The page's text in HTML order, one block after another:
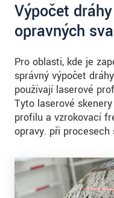
Výpočet
opravných
Pro oblasti, kde je
správný výpočet
používají laserové
Tyto laserové
profilu a vzrokovací
opravy. při procesech